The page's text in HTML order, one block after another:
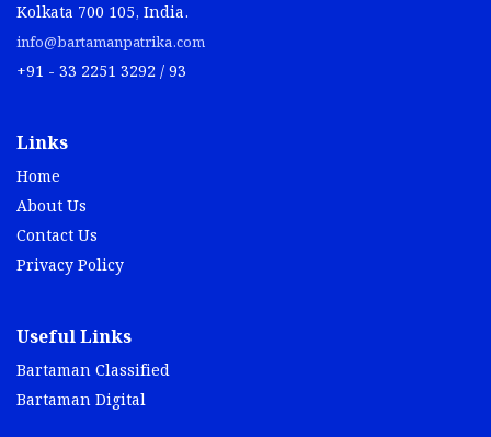
Kolkata 700 105, India.
info@bartamanpatrika.com
+91 - 33 2251 3292 / 93
Links
Home
About Us
Contact Us
Privacy Policy
Useful Links
Bartaman Classified
Bartaman Digital